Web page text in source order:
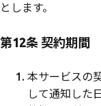
とします。
第12条 契約期間
本サービスの
して通知した